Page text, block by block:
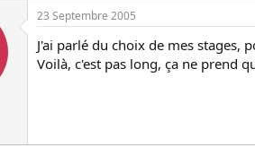
Voilà exactement de quoi était
23 Septembre 2005
J'ai parlé du choix de mes stages,
Voilà, c'est pas long, ça ne prend